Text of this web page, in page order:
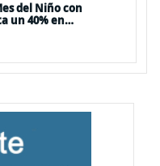
del Niño con
un 40% en
y streaming